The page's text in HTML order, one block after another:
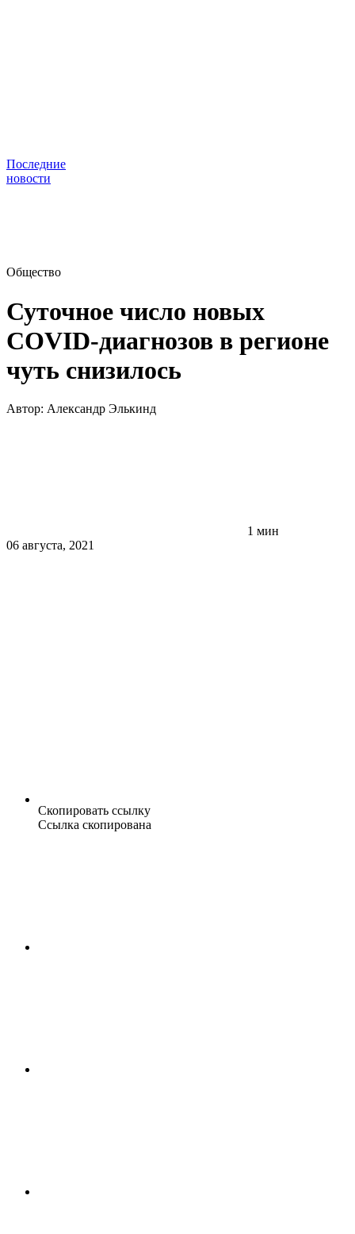
Последние
новости
Общество
Суточное число новых
COVID-диагнозов в регионе
чуть снизилось
Автор: Александр Элькинд
1 мин
06 августа, 2021
Скопировать ссылку
Ссылка скопирована